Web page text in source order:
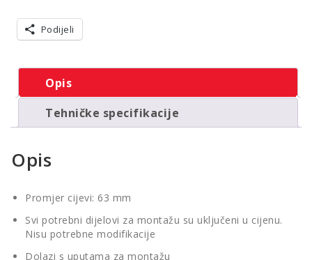
Daily
2019+
certifikatom
količina
Podijeli
Opis
Tehničke specifikacije
Opis
Promjer cijevi: 63 mm
Svi potrebni dijelovi za montažu su uključeni u cijenu.
Nisu potrebne modifikacije
Dolazi s uputama za montažu